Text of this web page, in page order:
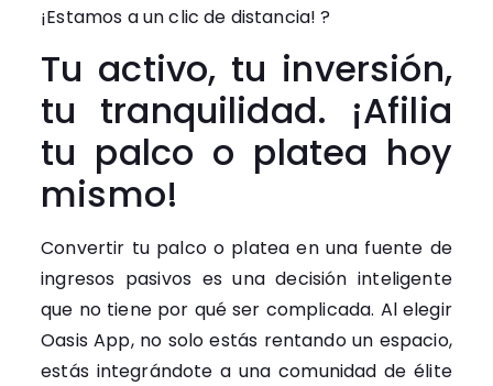
¡Estamos a un clic de distancia! ?
Tu activo, tu inversión,
tu tranquilidad. ¡Afilia
tu palco o platea hoy
mismo!
Convertir tu palco o platea en una fuente de
ingresos pasivos es una decisión inteligente
que no tiene por qué ser complicada. Al elegir
Oasis App, no solo estás rentando un espacio,
estás integrándote a una comunidad de élite